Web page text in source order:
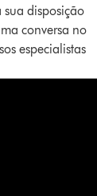
sua disposição
conversa no
especialistas